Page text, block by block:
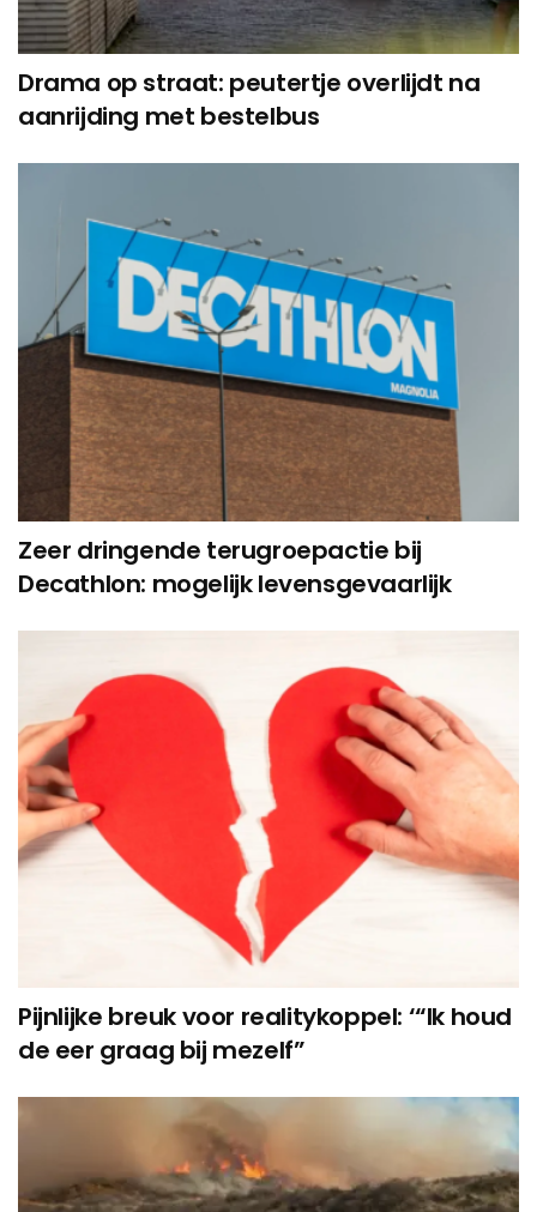
Drama op straat: peutertje overlijdt na
aanrijding met bestelbus
Zeer dringende terugroepactie bij
Decathlon: mogelijk levensgevaarlijk
Pijnlijke breuk voor realitykoppel: ‘“Ik houd
de eer graag bij mezelf”